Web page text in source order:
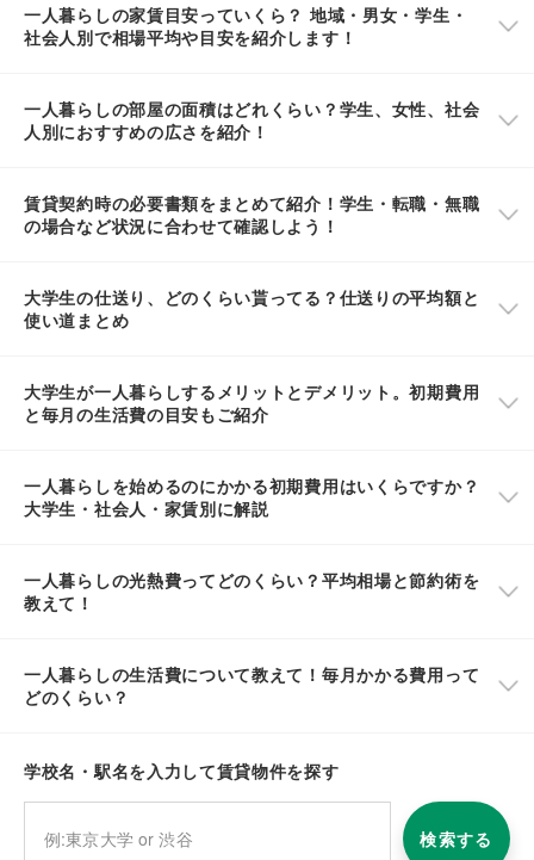
一人暮らしの家賃目安っていくら？ 地域・男女・学生・
社会人別で相場平均や目安を紹介します！
一人暮らしの部屋の面積はどれくらい？学生、女性、社会
人別におすすめの広さを紹介！
賃貸契約時の必要書類をまとめて紹介！学生・転職・無職
の場合など状況に合わせて確認しよう！
大学生の仕送り、どのくらい貰ってる？仕送りの平均額と
使い道まとめ
大学生が一人暮らしするメリットとデメリット。初期費用
と毎月の生活費の目安もご紹介
一人暮らしを始めるのにかかる初期費用はいくらですか？
大学生・社会人・家賃別に解説
一人暮らしの光熱費ってどのくらい？平均相場と節約術を
教えて！
一人暮らしの生活費について教えて！毎月かかる費用って
どのくらい？
学校名・駅名を入力して賃貸物件を探す
検索する